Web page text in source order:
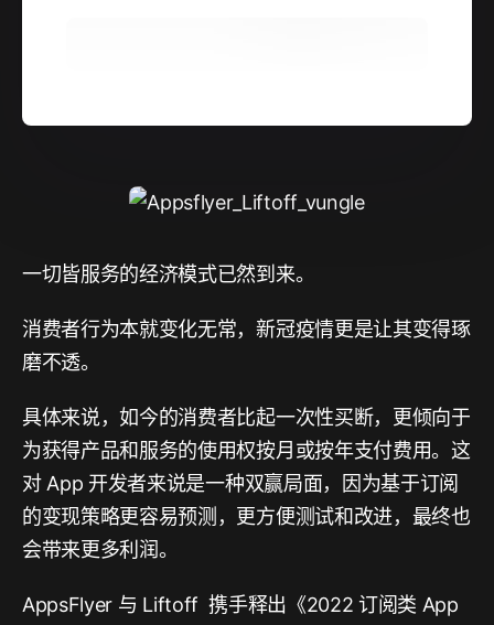
一切皆服务的经济模式已然到来。
消费者行为本就变化无常，新冠疫情更是让其变得琢
磨不透。
具体来说，如今的消费者比起一次性买断，更倾向于
为获得产品和服务的使用权按月或按年支付费用。这
对 App 开发者来说是一种双赢局面，因为基于订阅
的变现策略更容易预测，更方便测试和改进，最终也
会带来更多利润。
AppsFlyer 与 Liftoff 携手释出《2022 订阅类 App